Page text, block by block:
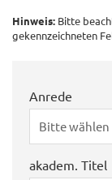
Hinweis: Bitte
gekennzeichneten
Anrede
Bitte wählen
akadem. Titel